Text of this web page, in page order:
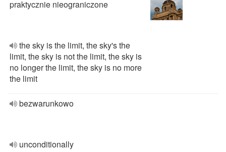
praktycznie nieograniczone
the sky is the limit, the sky's the
limit, the sky is not the limit, the sky is
no longer the limit, the sky is no more
the limit
bezwarunkowo
unconditionally